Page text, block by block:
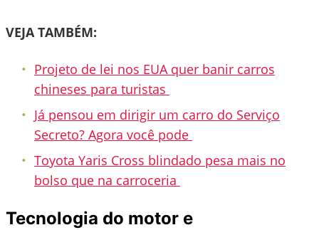
VEJA TAMBÉM:
Projeto de lei nos EUA quer banir carros
chineses para turistas
Já pensou em dirigir um carro do Serviço
Secreto? Agora você pode
Toyota Yaris Cross blindado pesa mais no
bolso que na carroceria
Tecnologia do motor e